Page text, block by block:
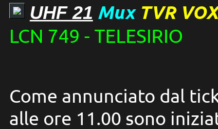
UHF 21 Mux TVR
LCN 749 - TELESIRIO
Come annunciato dal
alle ore 11.00 sono